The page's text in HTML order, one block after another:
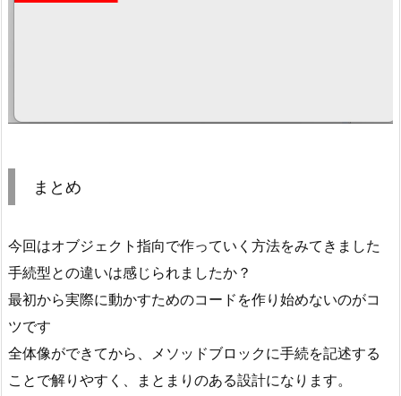
まとめ
今回はオブジェクト指向で作っていく方法をみてきました
手続型との違いは感じられましたか？
最初から実際に動かすためのコードを作り始めないのがコ
ツです
全体像ができてから、メソッドブロックに手続を記述する
ことで解りやすく、まとまりのある設計になります。